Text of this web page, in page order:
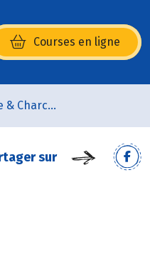
Courses en ligne
Boucherie & Charcuterie
sur